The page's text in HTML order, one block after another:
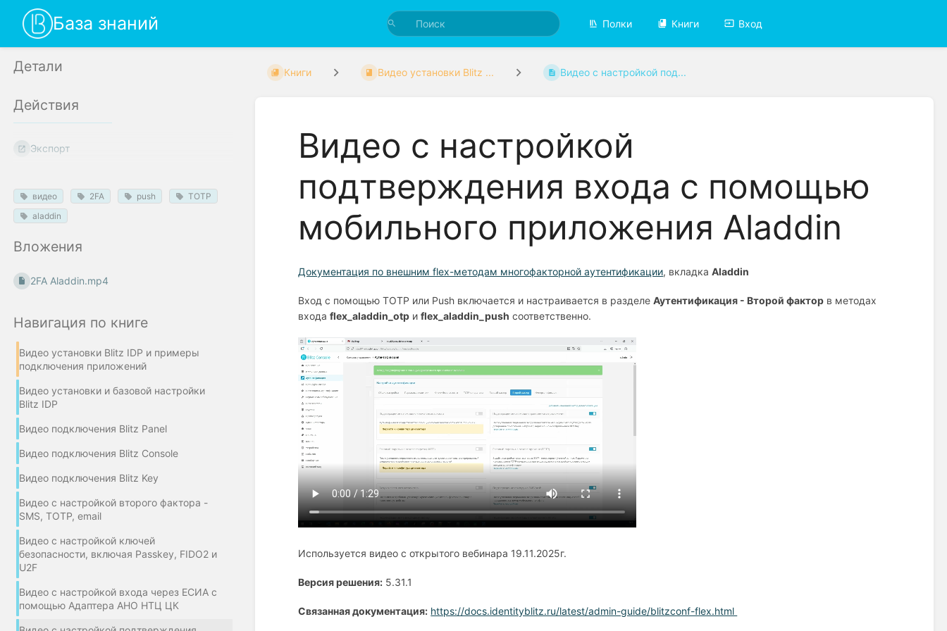
База знаний Полки Книги Вход
Детали
Действия
Экспорт
видео 2FA push
TOTP
aladdin
Вложения
2FA Aladdin.mp4
Навигация по книге
Видео установки Blitz IDP и примеры
подключения приложений
Видео установки и базовой настройки
Blitz IDP
Видео подключения Blitz Panel
Видео подключения Blitz Console
Видео подключения Blitz Key
Видео с настройкой второго фактора -
SMS, TOTP, email
Видео с настройкой ключей
безопасности, включая Passkey, FIDO2 и
U2F
Видео с настройкой входа через ЕСИА с
помощью Адаптера АНО НТЦ ЦК
Книги Видео установки Blitz ... Видео с настройкой под...
Видео с настройкой
подтверждения входа с помощью
мобильного приложения Aladdin
Документация по внешним flex-методам многофакторной аутентификации, вкладкаAladdin
Вход с помощью TOTP или Push включается и настраивается в разделеАутентификация - Второй фактор в методах
входаflex_aladdin_otp иflex_aladdin_push соответственно.
Используется видео с открытого вебинара 19.11.2025г.
Версия решения: 5.31.1
Связанная документация: https://docs.identityblitz.ru/latest/admin-guide/blitzconf-flex.html